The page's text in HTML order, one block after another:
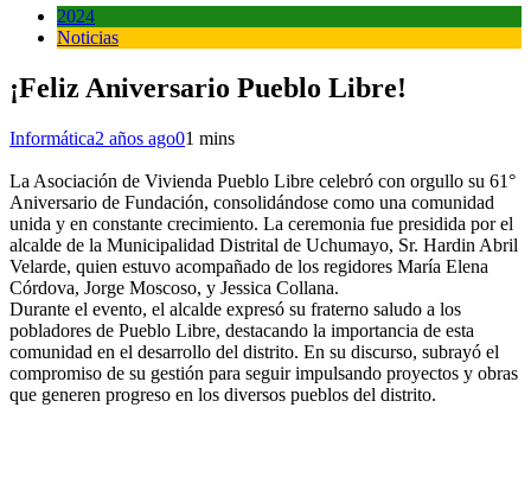
2024
Noticias
¡Feliz Aniversario Pueblo Libre!
Informática2 años ago01 mins
La Asociación de Vivienda Pueblo Libre celebró con orgullo su 61°
Aniversario de Fundación, consolidándose como una comunidad
unida y en constante crecimiento. La ceremonia fue presidida por el
alcalde de la Municipalidad Distrital de Uchumayo, Sr. Hardin Abril
Velarde, quien estuvo acompañado de los regidores María Elena
Córdova, Jorge Moscoso, y Jessica Collana.
Durante el evento, el alcalde expresó su fraterno saludo a los
pobladores de Pueblo Libre, destacando la importancia de esta
comunidad en el desarrollo del distrito. En su discurso, subrayó el
compromiso de su gestión para seguir impulsando proyectos y obras
que generen progreso en los diversos pueblos del distrito.